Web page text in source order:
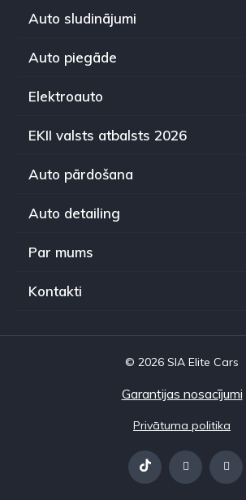
Auto sludinājumi
Auto piegāde
Elektroauto
EKII valsts atbalsts 2026
Auto pārdošana
Auto detailing
Par mums
Kontakti
© 2026 SIA Elite Cars
Garantijas nosacījumi
Privātuma politika